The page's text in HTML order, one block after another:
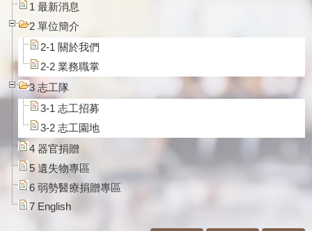
1 最新消息
2 單位簡介
2-1 關於我們
2-2 業務職掌
3 志工隊
3-1 志工招募
3-2 志工園地
4 器官捐贈
5 遺失物專區
6 弱勢醫療捐贈專區
7 English